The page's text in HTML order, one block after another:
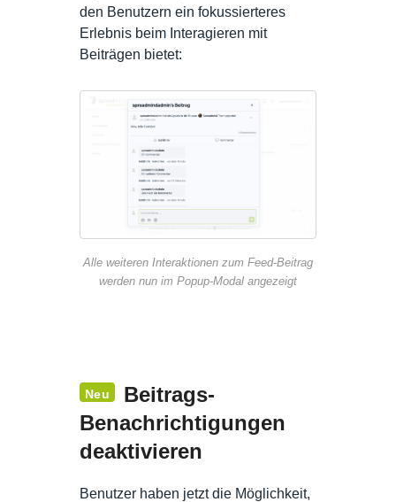
den Benutzern ein fokussierteres
Erlebnis beim Interagieren mit
Beiträgen bietet:
Alle weiteren Interaktionen zum Feed-Beitrag
werden nun im Popup-Modal angezeigt
Neu
Beitrags-
Benachrichtigungen
deaktivieren
Benutzer haben jetzt die Möglichkeit,